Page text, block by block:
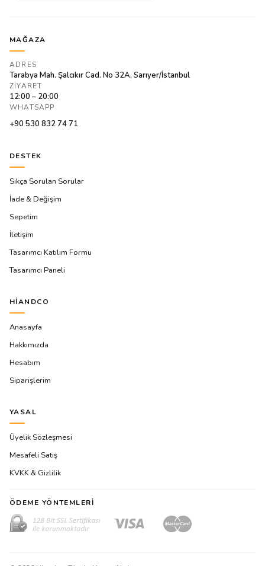
MAĞAZA
ADRES
Tarabya Mah. Şalcıkır Cad. No 32A, Sarıyer/İstanbul
ZIYARET
12:00 – 20:00
WHATSAPP
+90 530 832 74 71
DESTEK
Sıkça Sorulan Sorular
İade & Değişim
Sepetim
İletişim
Tasarımcı Katılım Formu
Tasarımcı Paneli
HIANDCO
Anasayfa
Hakkımızda
Hesabım
Siparişlerim
YASAL
Üyelik Sözleşmesi
Mesafeli Satış
KVKK & Gizlilik
ÖDEME YÖNTEMLERI